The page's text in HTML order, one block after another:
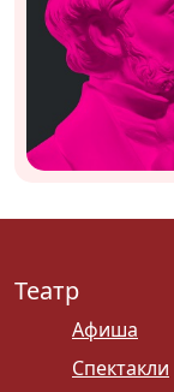
Театр
Афиша
Спектакли